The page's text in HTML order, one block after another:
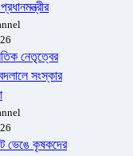
নেতৃত্বের
সংস্কার
ভেঙে কৃষকদের